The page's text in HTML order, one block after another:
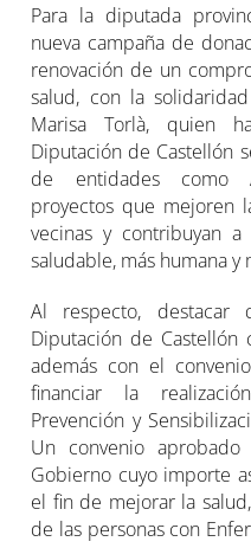
Para la diputada
nueva campaña de
renovación de un
salud, con la
Marisa Torlà, quien
Diputación de Castellón
de entidades como
proyectos que mejoren
vecinas y contribuyan
saludable, más humana y
Al respecto,
Diputación de Castellón
además con el
financiar la
Prevención y
Un convenio
Gobierno cuyo importe
el fin de mejorar la
de las personas con